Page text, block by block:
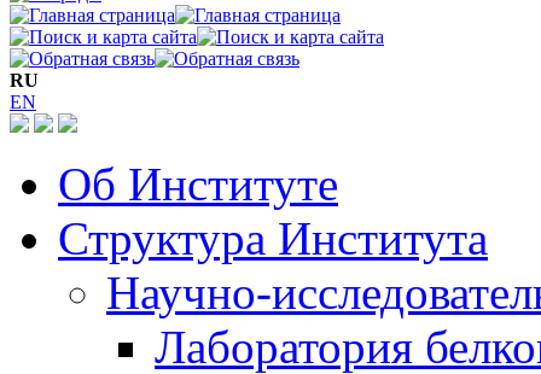
RU
EN
Об Институте
Структура Института
Научно-
Лаборатория